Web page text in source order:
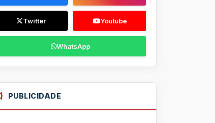
Twitter Youtube
WhatsApp
PUBLICIDADE